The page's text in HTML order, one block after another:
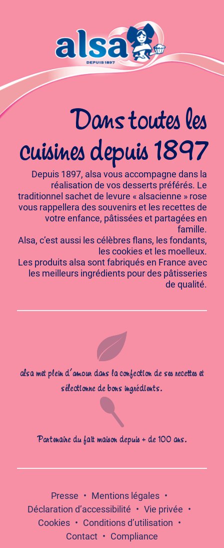
alsa met plein d’amour dans la confection de ses recettes et
sélectionne de bons ingrédients.
Partenaire du fait maison depuis + de 100 ans.
Dans toutes les
cuisines depuis 1897
Depuis 1897, alsa vous accompagne dans la
réalisation de vos desserts préférés. Le
traditionnel sachet de levure « alsacienne » rose
vous rappellera des souvenirs et les recettes de
votre enfance, pâtissées et partagées en
famille.
Alsa, c’est aussi les célèbres flans, les fondants,
les cookies et les moelleux.
Les produits alsa sont fabriqués en France avec
les meilleurs ingrédients pour des pâtisseries
de qualité.
Presse
Mentions légales
Déclaration d’accessibilité
Vie privée
Cookies
Conditions d’utilisation
Contact
Compliance